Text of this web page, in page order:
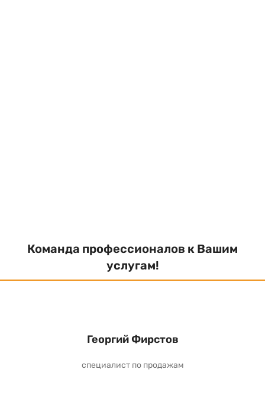
Команда профессионалов к Вашим
услугам!
Георгий Фирстов
специалист по продажам